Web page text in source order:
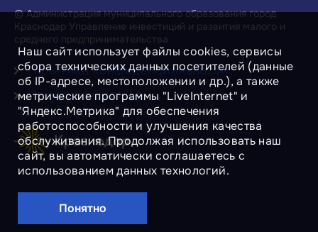
© Администрация муниципального образования город
Краснодар Управление инвестиций и развития малого и
среднего предпринимательства
Политика конфиденциальности
Политика Cookies
Наш сайт использует файлы cookies, сервисы
сбора технических данных посетителей (данные
об IP-адресе, местоположении и др.), а также
метрические программы "LiveInternet" и
"Яндекс.Метрика" для обеспечения
работоспособности и улучшения качества
обслуживания. Продолжая использовать наш
сайт, вы автоматически соглашаетесь с
использованием данных технологий.
Понятно